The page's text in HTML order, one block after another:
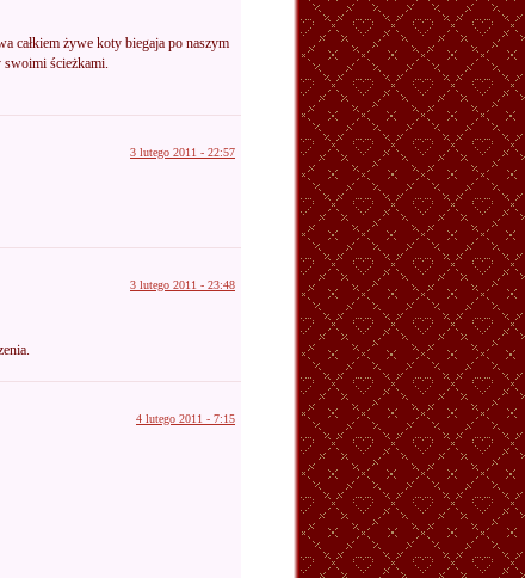
całkiem żywe koty biegaja po naszym
swoimi ścieżkami.
3 lutego 2011 - 22:57
3 lutego 2011 - 23:48
4 lutego 2011 - 7:15